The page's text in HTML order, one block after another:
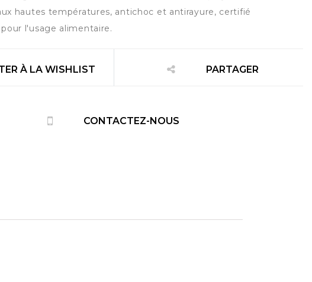
hautes températures, antichoc et antirayure, certifié
l'usage alimentaire.
À LA WISHLIST PARTAGER
CONTACTEZ-NOUS